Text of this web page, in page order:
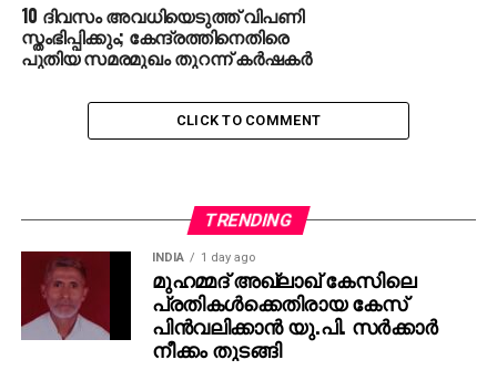
10 ദിവസം അവധിയെടുത്ത് വിപണി
സ്തംഭിപ്പിക്കും; കേന്ദ്രത്തിനെതിരെ
പുതിയ സമരമുഖം തുറന്ന് കര്‍ഷകര്‍
CLICK TO COMMENT
TRENDING
INDIA 1 day ago
മുഹമ്മദ് അഖ്‌ലാഖ് കേസിലെ
പ്രതികള്‍ക്കെതിരായ കേസ്
പിന്‍വലിക്കാന്‍ യു.പി. സര്‍ക്കാര്‍
നീക്കം തുടങ്ങി